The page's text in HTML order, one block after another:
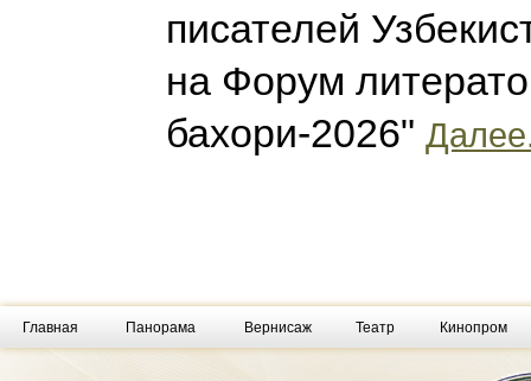
писателей
на Форум
бахори-2026"
Главная Панорама Вернисаж Театр Кинопром